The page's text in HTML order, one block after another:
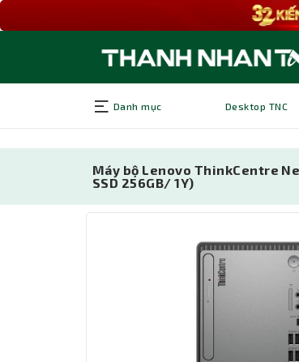
Danh mục Desktop TNC
Máy bộ Lenovo ThinkCentre
SSD 256GB/ 1Y)